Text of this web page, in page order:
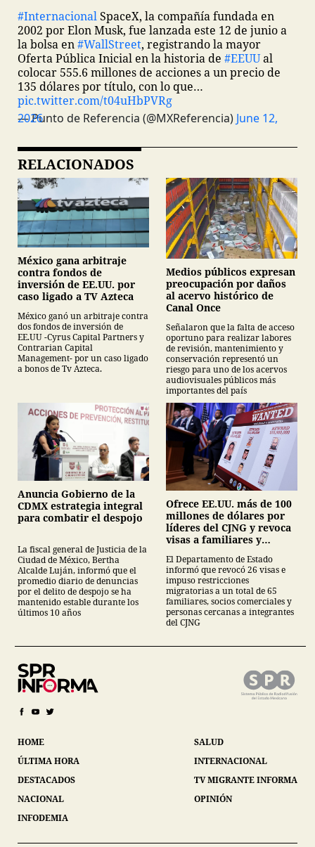
#InternacionalSpaceX, la compañía fundada en
2002 por Elon Musk, fue lanzada este 12 de junio a
la bolsa en#WallStreet, registrando la mayor
Oferta Pública Inicial en la historia de #EEUUal
colocar 555.6 millones de acciones a un precio de
135 dólares por título, con lo que…
pic.twitter.com/t04uHbPVRg
— Punto de Referencia (@MXReferencia)
June 12, 2026
RELACIONADOS
México gana arbitraje
contra fondos de
inversión de EE.UU. por
caso ligado a TV Azteca
México ganó un arbitraje contra
dos fondos de inversión de
EE.UU -Cyrus Capital Partners y
Contrarian Capital
Management- por un caso ligado
a bonos de Tv Azteca.
Medios públicos expresan
preocupación por daños
al acervo histórico de
Canal Once
Señalaron que la falta de acceso
oportuno para realizar labores
de revisión, mantenimiento y
conservación representó un
riesgo para uno de los acervos
audiovisuales públicos más
importantes del país
Anuncia Gobierno de la
CDMX estrategia integral
para combatir el despojo
La fiscal general de Justicia de la
Ciudad de México, Bertha
Alcalde Luján, informó que el
promedio diario de denuncias
por el delito de despojo se ha
mantenido estable durante los
últimos 10 años
Ofrece EE.UU. más de 100
millones de dólares por
líderes del CJNG y revoca
visas a familiares y
El Departamento de Estado
informó que revocó 26 visas e
impuso restricciones
migratorias a un total de 65
familiares, socios comerciales y
personas cercanas a integrantes
del CJNG
HOME
ÚLTIMA HORA
DESTACADOS
NACIONAL
INFODEMIA
SALUD
INTERNACIONAL
TV MIGRANTE INFORMA
OPINIÓN